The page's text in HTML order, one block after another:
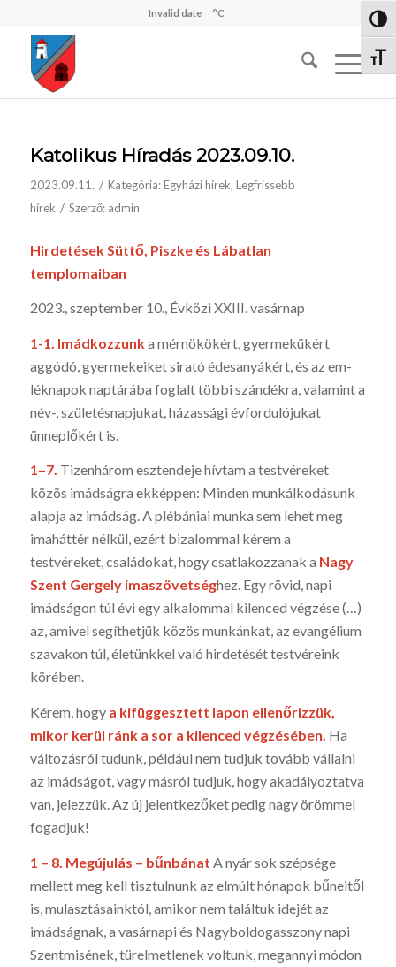
Invalid date °C
Katolikus Híradás 2023.09.10.
2023.09.11. / Kategória:Egyházi hírek, Legfrissebb
hírek / Szerző: admin
Hirdetések Süttő, Piszke és Lábatlan
templomaiban
2023., szeptember 10., Évközi XXIII. vasárnap
1-1. Imádkozzunka mérnökökért, gyermekükért
aggódó, gyermekeiket sirató édesanyákért, és az em­
léknapok naptárá­ba fog­lalt többi szándékra, valamint a
név-, szüle­tésnapjukat, há­zassági évfordulój­ukat
ünneplő­kért is.
1–7. Tizenhárom esztendeje hívtam a testvéreket
közös imádságra ekképpen: Minden munkálkodásunk
alapja az imádság. A plébániai munka sem le­het meg
imaháttér nélkül, ezért bizalommal kérem a
testvéreket, családokat, hogy csatlakozzanak a Nagy
Szent Gergely imaszövetség­hez. Egy rövid, napi
imádsá­gon túl évi egy alkalommal kilenced vég­zése (…)
az, amivel segít­hetjük közös munkánkat, az evangélium
szavakon túl, éle­tünkkel való hirdetését testvéreink
körében.
Kérem, hogy a kifüggesztett lapon ellenőrizzük,
mikor kerül ránk a sor a kilenced végzésében. Ha
változásról tudunk, például nem tudjuk tovább vállalni
az imádságot, vagy másról tudjuk, hogy akadályoztatva
van, jelezzük. Az új jelentkezőket pedig nagy örömmel
fogadjuk!
1 – 8. Megújulás – bűnbánat A nyár sok szépsége
mellett meg kell tisztulnunk az elmúlt hóna­pok bűneitől
is, mulasztásainktól, amikor nem találtuk idejét az
imádságnak, a vasárnapi és Nagyboldogasszony napi
Szentmisének, türelmetlenek voltunk, megannyi módon